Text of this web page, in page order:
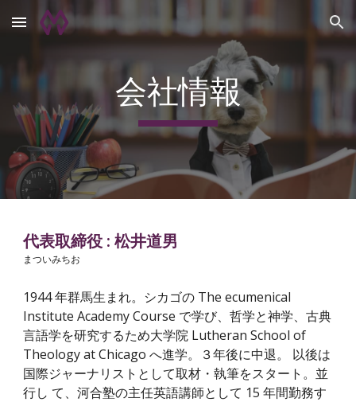
Skip to main content Skip to navigation
会社情報
代表取締役 : 松井道男
まついみちお
1944 年群馬生まれ。シカゴの The ecumenical
Institute Academy Course で学び、哲学と神学、古典
言語学を研究するため大学院 Lutheran School of
Theology at Chicago へ進学。３年後に中退。 以後は
国際ジャーナリストとして取材・執筆をスタート。並
行し て、河合塾の主任英語講師として 15 年間勤務す